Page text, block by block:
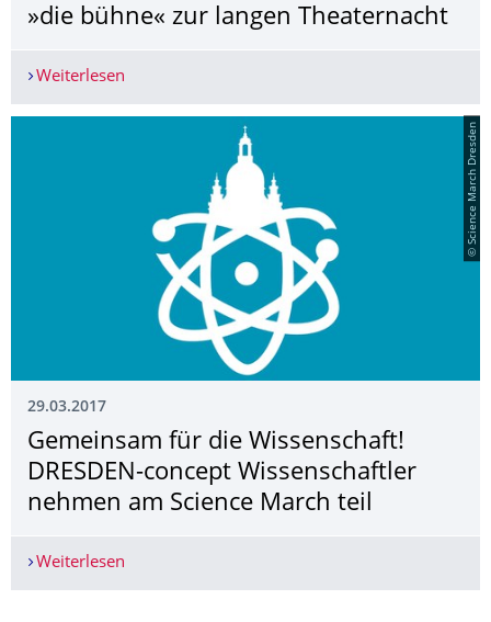
»die bühne« zur langen Theaternacht
Weiterlesen
© Science March Dresden
29.03.2017
Gemeinsam für die Wissenschaft!
DRESDEN-concept Wissenschaftler
nehmen am Science March teil
Weiterlesen